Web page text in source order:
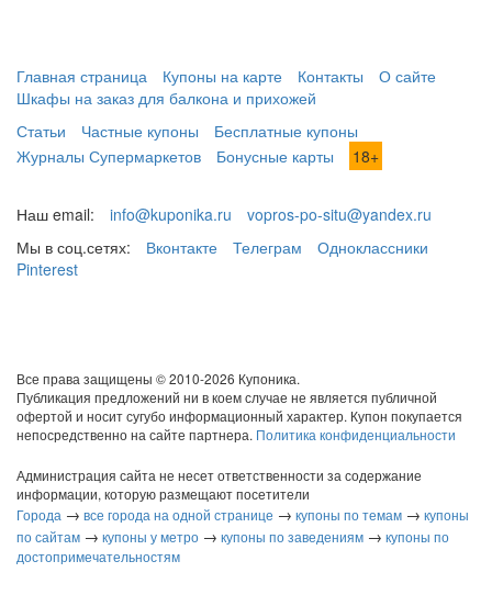
Главная страница Купоны на карте Контакты
О сайте
Шкафы на заказ для балкона и прихожей
Статьи
Частные купоны
Бесплатные купоны
Журналы Супермаркетов
Бонусные карты 18+
Наш email: info@kuponika.ru
vopros-po-situ@yandex.ru
Мы в соц.сетях:
Вконтакте Телеграм
Одноклассники
Pinterest
Все права защищены © 2010-2026 Купоника.
Публикация предложений ни в коем случае не является публичной
офертой и носит сугубо информационный характер. Купон покупается
непосредственно на сайте партнера. Политика конфиденциальности
Администрация сайта не несет ответственности за содержание
информации, которую размещают посетители
Города → все города на одной странице → купоны по темам → купоны
по сайтам → купоны у метро → купоны по заведениям → купоны по
достопримечательностям